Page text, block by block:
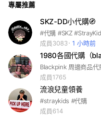
專屬推薦
SKZ-DD小代購🧭
成員3083
1 小時前
1980各國代購（
Blackpink 周邊商品代
成員1765
流浪兒童領養
#straykids #代購
成員614